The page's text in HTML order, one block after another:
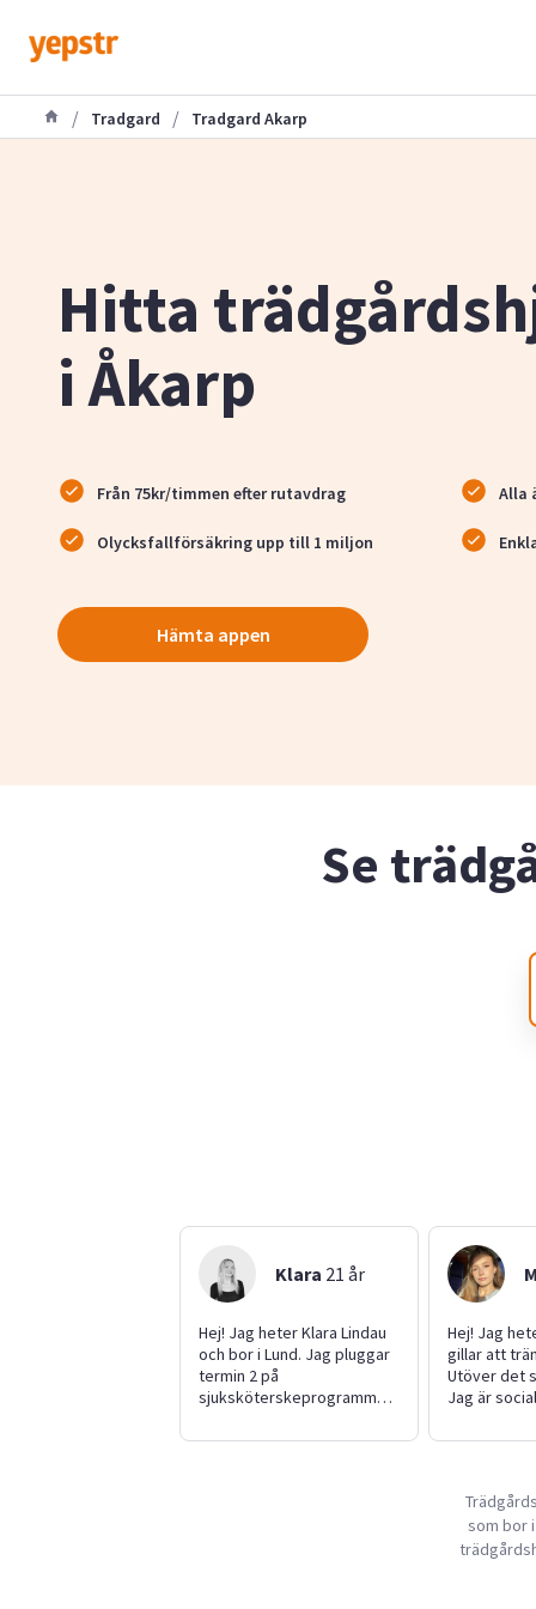
/ Tradgard / Tradgard Akarp
Hitta
i Åkarp
Från 75kr/timmen efter rutavdrag Alla
Olycksfallförsäkring upp till 1 miljon
Hämta appen
Se
Klara 21 år
Hej! Jag heter Klara Lindau
och bor i Lund. Jag pluggar
termin 2 på
sjuksköterskeprogrammet i
trevlig och engagerad
Hej! Jag
gillar att
Utöver det
Jag är
lära. Nya
café,
resturang
som bor